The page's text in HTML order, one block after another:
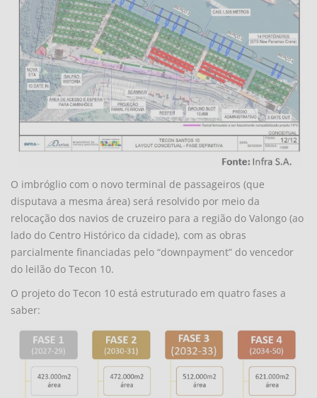
O imbróglio com o novo terminal de passageiros (que
disputava a mesma área) será resolvido por meio da
relocação dos navios de cruzeiro para a região do Valongo (ao
lado do Centro Histórico da cidade), com as obras
parcialmente financiadas pelo “downpayment” do vencedor
do leilão do Tecon 10.
O projeto do Tecon 10 está estruturado em quatro fases a
saber: